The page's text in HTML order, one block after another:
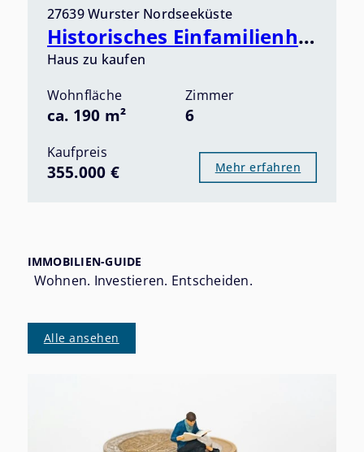
27639 Wurster Nordseeküste
Historisches Einfamilienhaus in idyllischer Lage an der Wurster Nordseeküste! Provisionsfrei!
Haus zu kaufen
Wohnfläche
ca. 190 m²
Zimmer
6
Kaufpreis
355.000 € Mehr erfahren
IMMOBILIEN-GUIDE
Wohnen. Investieren. Entscheiden.
Alle ansehen